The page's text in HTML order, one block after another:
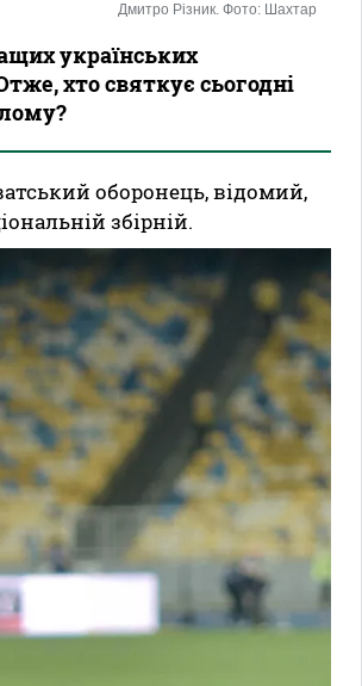
Дмитро Різник. Фото: Шахтар
українських
хто святкує сьогодні
оборонець, відомий,
збірній.